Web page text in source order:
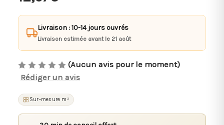
Livraison : 10-14 jours ouvrés
Livraison estimée avant le 21 août
(Aucun avis pour le moment)
Rédiger un avis
Sur-mesure m²